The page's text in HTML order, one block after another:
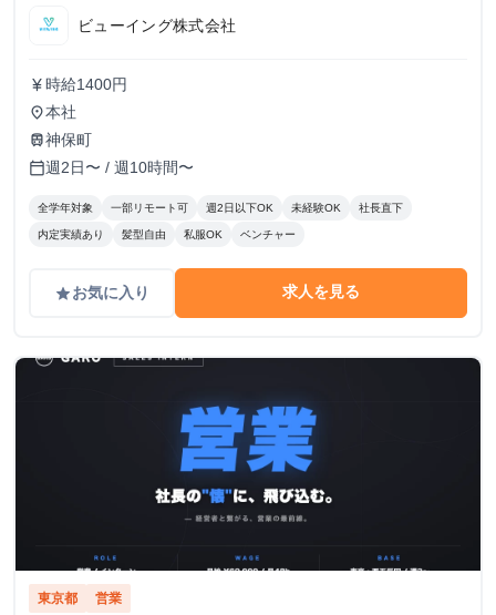
ビューイング株式会社
currency_yen 時給1400円
place本社
train神保町
calendar_today週2日〜 / 週10時間〜
全学年対象 一部リモート可 週2日以下OK 未経験OK 社長直下
内定実績あり 髪型自由 私服OK ベンチャー
gradeお気に入り 求人を見る
東京都 営業